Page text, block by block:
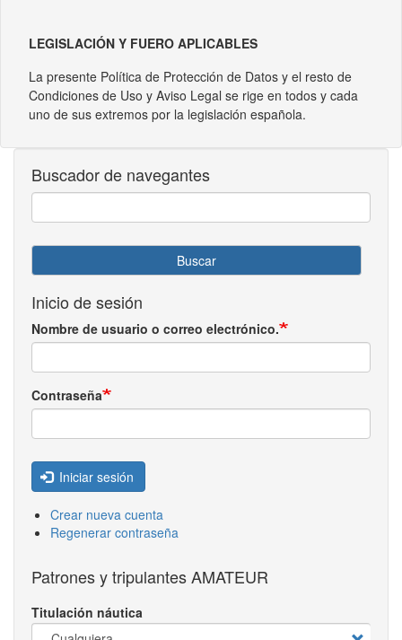
LEGISLACIÓN Y FUERO APLICABLES
La presente Política de Protección de Datos y el resto de
Condiciones de Uso y Aviso Legal se rige en todos y cada
uno de sus extremos por la legislación española.
Buscador de navegantes
Buscar
Inicio de sesión
Nombre de usuario o correo electrónico.
Contraseña
Iniciar sesión
Crear nueva cuenta
Regenerar contraseña
Patrones y tripulantes AMATEUR
Titulación náutica